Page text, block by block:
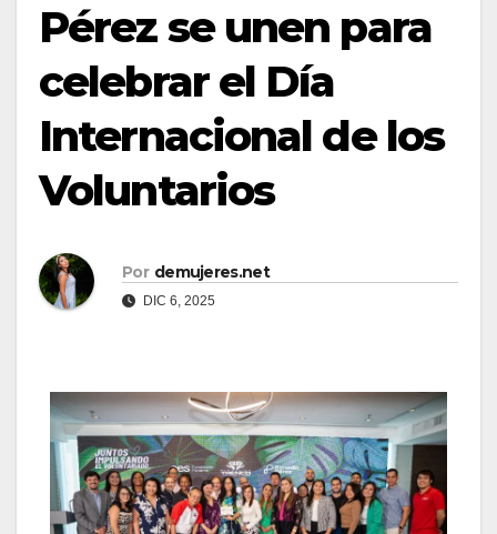
Pérez se unen para
celebrar el Día
Internacional de los
Voluntarios
Por demujeres.net
DIC 6, 2025